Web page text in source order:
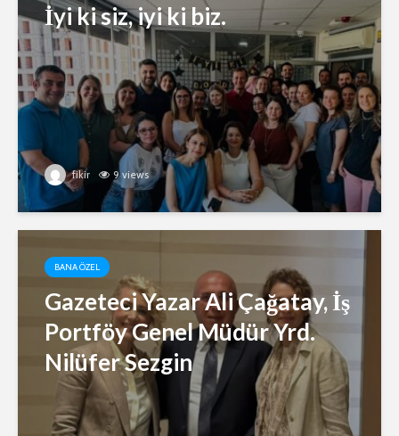
İyi ki siz, iyi ki biz.
fikir 9 views
BANA ÖZEL
Gazeteci Yazar Ali Çağatay, İş
Portföy Genel Müdür Yrd.
Nilüfer Sezgin